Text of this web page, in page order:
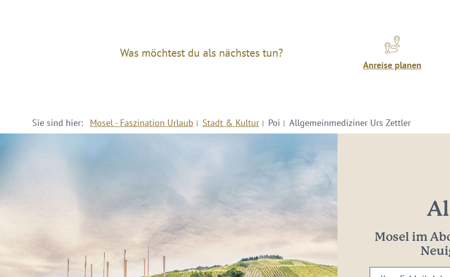
Was möchtest du als nächstes tun?
Anreise planen
Sie sind hier: Mosel - Faszination Urlaub Stadt & Kultur Poi Allgemeinmediziner Urs Zettler
Mosel im